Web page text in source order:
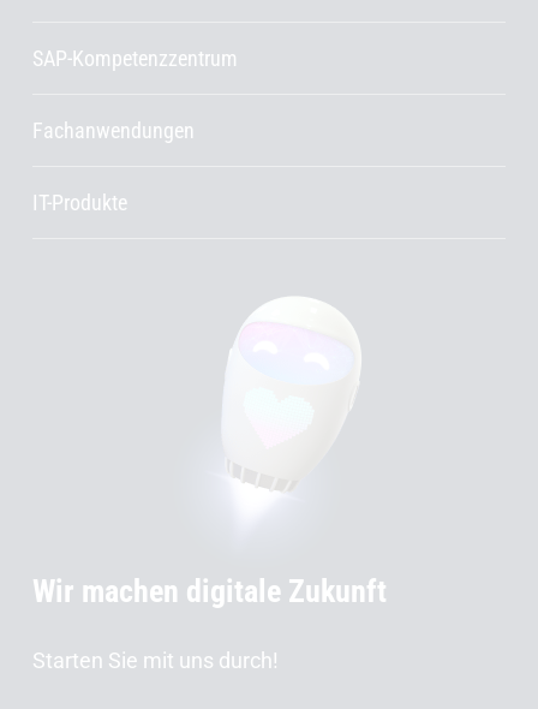
SAP-Kompetenzzentrum
Fachanwendungen
IT-Produkte
Wir machen digitale Zukunft
Starten Sie mit uns durch!